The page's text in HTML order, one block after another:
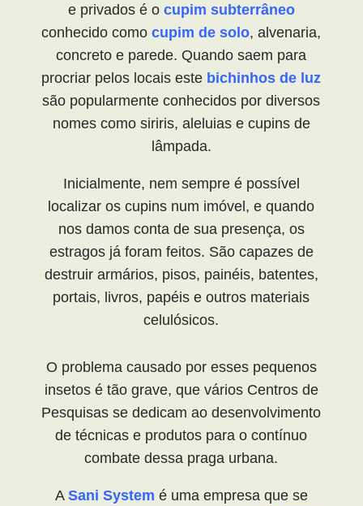
e privados é o cupim subterrâneo
conhecido como cupim de solo, alvenaria,
concreto e parede. Quando saem para
procriar pelos locais este bichinhos de luz
são popularmente conhecidos por diversos
nomes como siriris, aleluias e cupins de
lâmpada.
Inicialmente, nem sempre é possível
localizar os cupins num imóvel, e quando
nos damos conta de sua presença, os
estragos já foram feitos. São capazes de
destruir armários, pisos, painéis, batentes,
portais, livros, papéis e outros materiais
celulósicos.
O problema causado por esses pequenos
insetos é tão grave, que vários Centros de
Pesquisas se dedicam ao desenvolvimento
de técnicas e produtos para o contínuo
combate dessa praga urbana.
A Sani System é uma empresa que se